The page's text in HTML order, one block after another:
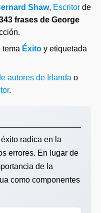
Shaw, Escritor de
frases de George
tema Éxito y etiquetada
autores de Irlanda o
.
radica en la
errores. En lugar de
de la
como componentes